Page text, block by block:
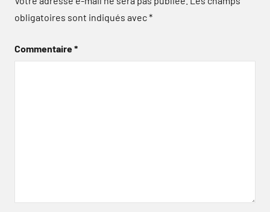
obligatoires sont indiqués avec*
Commentaire*